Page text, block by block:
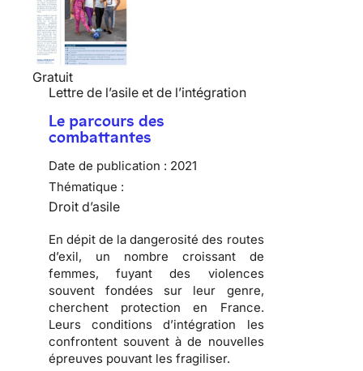
Gratuit
Lettre de l’asile et de l’intégration
Le parcours des
combattantes
Date de publication : 2021
Thématique :
Droit d’asile
En dépit de la dangerosité des routes
d’exil, un nombre croissant de
femmes, fuyant des violences
souvent fondées sur leur genre,
cherchent protection en France.
Leurs conditions d’intégration les
confrontent souvent à de nouvelles
épreuves pouvant les fragiliser.